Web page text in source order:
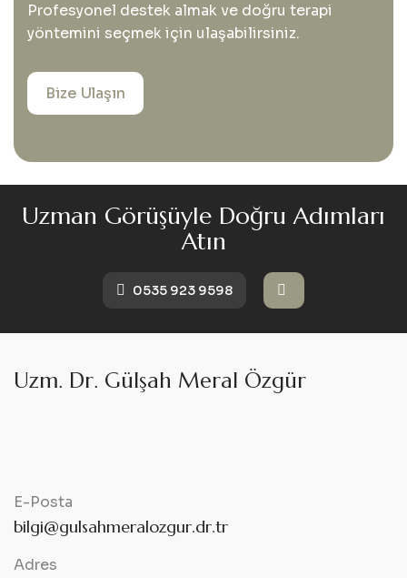
Profesyonel destek almak ve doğru terapi
yöntemini seçmek için ulaşabilirsiniz.
Bize Ulaşın
Uzman Görüşüyle Doğru Adımları
Atın
0535 923 9598
Uzm. Dr. Gülşah Meral Özgür
E-Posta
bilgi@gulsahmeralozgur.dr.tr
Adres